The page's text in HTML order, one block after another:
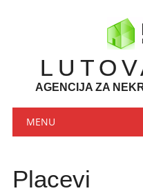
AGENCIJA ZA
Main menu
MENU
Placevi